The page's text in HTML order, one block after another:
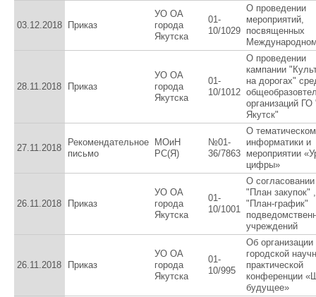
03.12.2018 Приказ
УО ОА
города
Якутска
01-
10/1029
О проведении
мероприятий,
посвященных
28.11.2018 Приказ
УО ОА
города
Якутска
01-
10/1012
О проведении
кампании
на дорогах"
организаций ГО
Якутск"
27.11.2018
Рекомендательное
письмо
МОиН
РС(Я)
№01-
36/7863
О
информатики и
мероприятии
цифры»
26.11.2018 Приказ
УО ОА
города
Якутска
01-
10/1001
О
"План закупок"
"План-график"
учреждений
26.11.2018 Приказ
УО ОА
города
Якутска
01-
10/995
Об организации
городской
практической
конференции
будущее»